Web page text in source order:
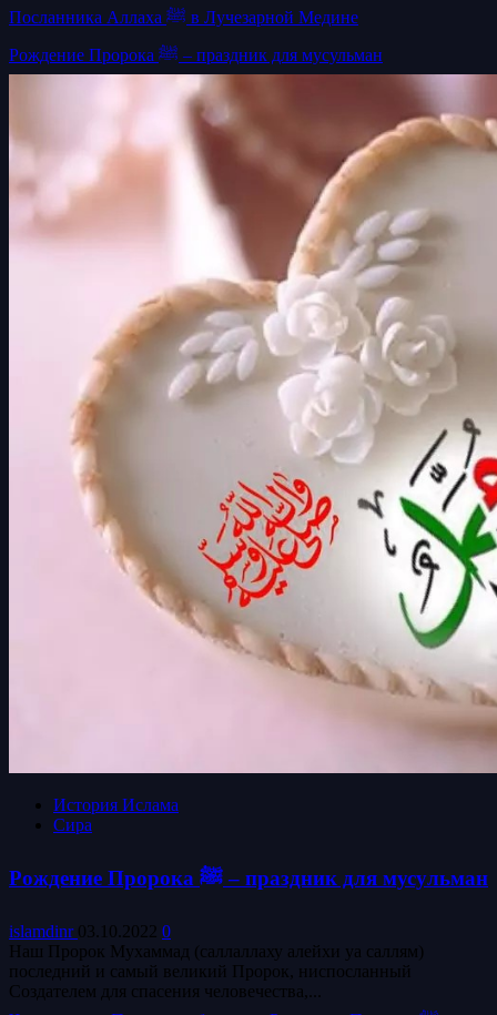
Посланника Аллаха ﷺ в Лучезарной Медине
Рождение Пророка ﷺ – праздник для мусульман
История Ислама
Сира
Рождение Пророка ﷺ – праздник для мусульман
islamdinr 03.10.2022 0
Наш Пророк Мухаммад (саллаллаху алейхи уа саллям)
последний и самый великий Пророк, ниспосланный
Создателем для спасения человечества,...